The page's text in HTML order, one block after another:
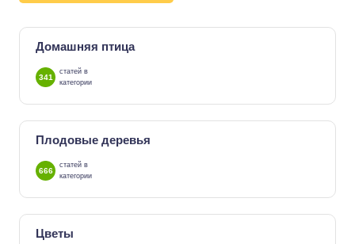
Домашняя птица
341
статей в
категории
Плодовые деревья
666
статей в
категории
Цветы